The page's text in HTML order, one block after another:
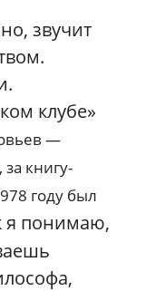
звучит
клубе»
—
книгу-
году был
я понимаю,